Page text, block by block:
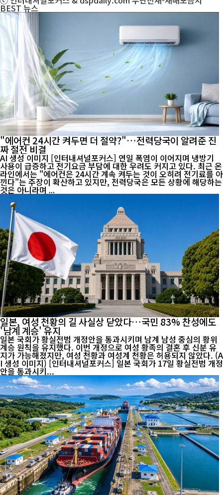
BEST뉴스
"에어컨 24시간 켜두면 더 절약?"…전력당국이 알려준 진
짜 절전 비결
AI 생성 이미지 [인터내셔널포커스] 연일 폭염이 이어지며 냉방기
사용이 급증하고 전기요금 부담에 대한 우려도 커지고 있다. 최근 온
라인에서는 "에어컨은 24시간 계속 켜두는 것이 오히려 전기료를 아
낀다"는 주장이 확산하고 있지만, 전력당국은 모든 상황에 해당하는
것은 아니라며 ...
일본, 여성 천황의 길 사실상 닫았다…국민 83% 찬성에도
'남계 계승' 유지
일본 국회가 황실전범 개정안을 통과시키며 남계 남성 중심의 황위
계승 원칙을 유지했다. 이번 개정으로 여성 황족의 결혼 후 신분 유
지가 가능해졌지만, 여성 천황과 여성계 천황은 허용되지 않았다. (A
I 생성 이미지) [인터내셔널포커스] 일본 국회가 17일 황실전범 개정
안을 통과시키...